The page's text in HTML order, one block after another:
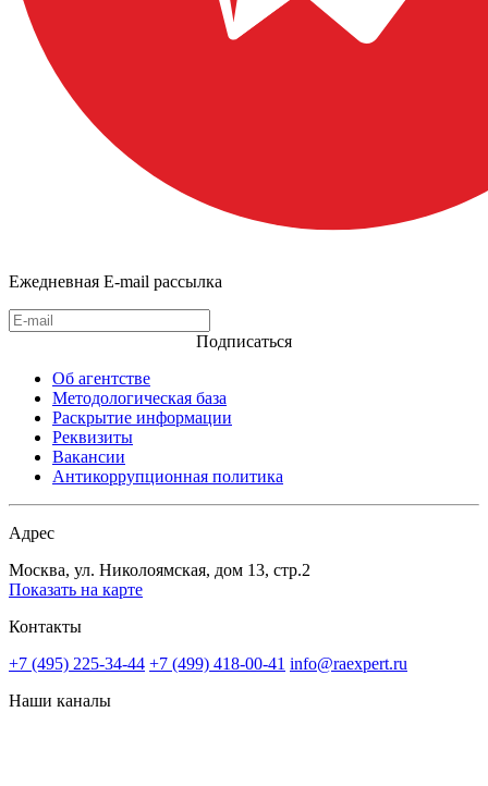
Ежедневная E-mail рассылка
Подписаться
Об агентстве
Методологическая база
Раскрытие информации
Реквизиты
Вакансии
Антикоррупционная политика
Адрес
Москва, ул. Николоямская, дом 13, стр.2
Показать на карте
Контакты
+7 (495) 225-34-44 +7 (499) 418-00-41 info@raexpert.ru
Наши каналы